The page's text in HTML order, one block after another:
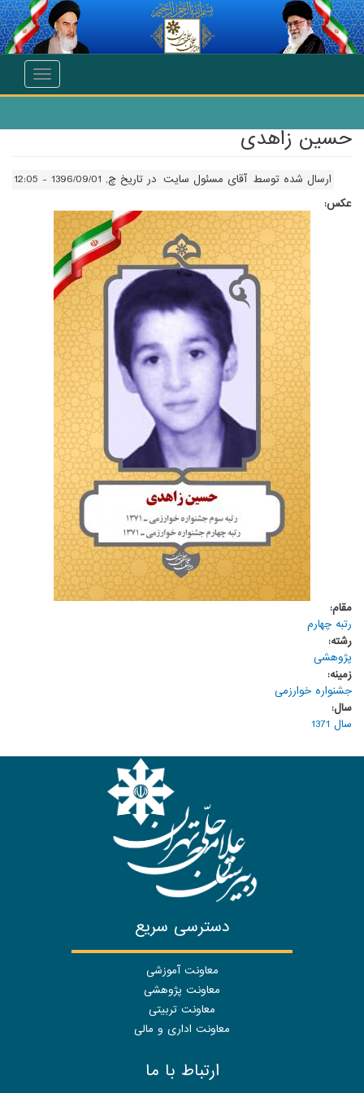
انتقال به محتوای اصلی
Toggle
حسین زاهدی
ارسال شده توسط آقای مسئول سایت در تاریخ چ, 1396/09/01 - 12:05
عکس:
مقام:
رتبه چهارم
رشته:
پژوهشی
زمینه:
جشنواره خوارزمی
سال:
سال 1371
دسترسی سریع
معاونت آموزشی
معاونت پژوهشی
معاونت تربیتی
معاونت اداری و مالی
ارتباط با ما